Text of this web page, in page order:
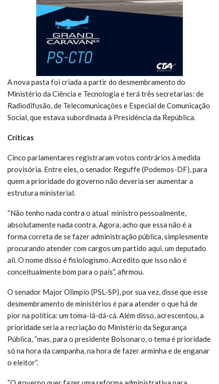
A nova pasta foi criada a partir do desmembramento do
Ministério da Ciência e Tecnologia e terá três secretarias: de
Radiodifusão, de Telecomunicações e Especial de Comunicação
Social, que estava subordinada à Presidência da República.
Críticas
Cinco parlamentares registraram votos contrários à medida
provisória. Entre eles, o senador Reguffe (Podemos-DF), para
quem a prioridade do governo não deveria ser aumentar a
estrutura ministerial.
“Não tenho nada contra o atual ministro pessoalmente,
absolutamente nada contra. Agora, acho que essa não é a
forma correta de se fazer administração pública, simplesmente
procurando atender com cargos um partido aqui, um deputado
ali. O nome disso é fisiologismo. Acredito que isso não é
conceitualmente bom para o país”, afirmou.
O senador Major Olimpio (PSL-SP), por sua vez, disse que esse
desmembramento de ministérios é para atender o que há de
pior na política: um toma-lá-dá-cá. Além disso, acrescentou, a
prioridade seria a recriação do Ministério da Segurança
Pública, “mas, para o presidente Bolsonaro, o tema é prioridade
só na hora da campanha, na hora de fazer arminha e de enganar
o eleitor”.